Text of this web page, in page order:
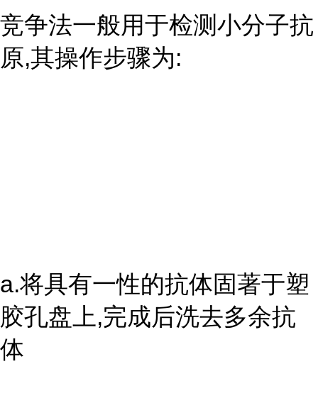
竞争法一般用于检测小分子抗
原,其操作步骤为:
a.将具有一性的抗体固著于塑
胶孔盘上,完成后洗去多余抗
体